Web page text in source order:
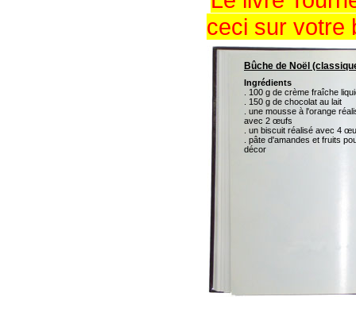
ceci sur votre